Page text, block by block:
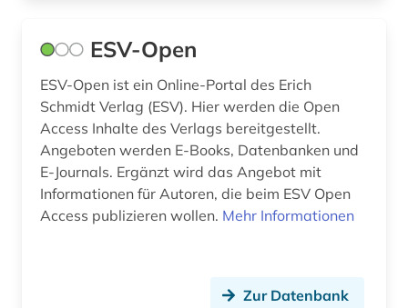
ESV-Open
ESV-Open ist ein Online-Portal des Erich
Schmidt Verlag (ESV). Hier werden die Open
Access Inhalte des Verlags bereitgestellt.
Angeboten werden E-Books, Datenbanken und
E-Journals. Ergänzt wird das Angebot mit
Informationen für Autoren, die beim ESV Open
Access publizieren wollen. Mehr Informationen
Zur Datenbank